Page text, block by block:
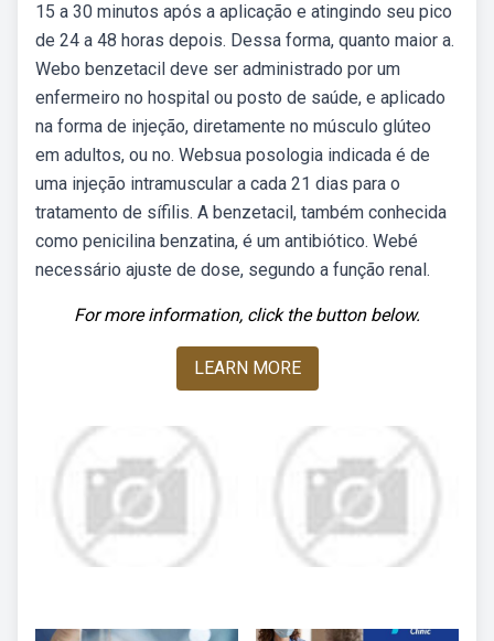
15 a 30 minutos após a aplicação e atingindo seu pico
de 24 a 48 horas depois. Dessa forma, quanto maior a.
Webo benzetacil deve ser administrado por um
enfermeiro no hospital ou posto de saúde, e aplicado
na forma de injeção, diretamente no músculo glúteo
em adultos, ou no. Websua posologia indicada é de
uma injeção intramuscular a cada 21 dias para o
tratamento de sífilis. A benzetacil, também conhecida
como penicilina benzatina, é um antibiótico. Webé
necessário ajuste de dose, segundo a função renal.
For more information, click the button below.
LEARN MORE